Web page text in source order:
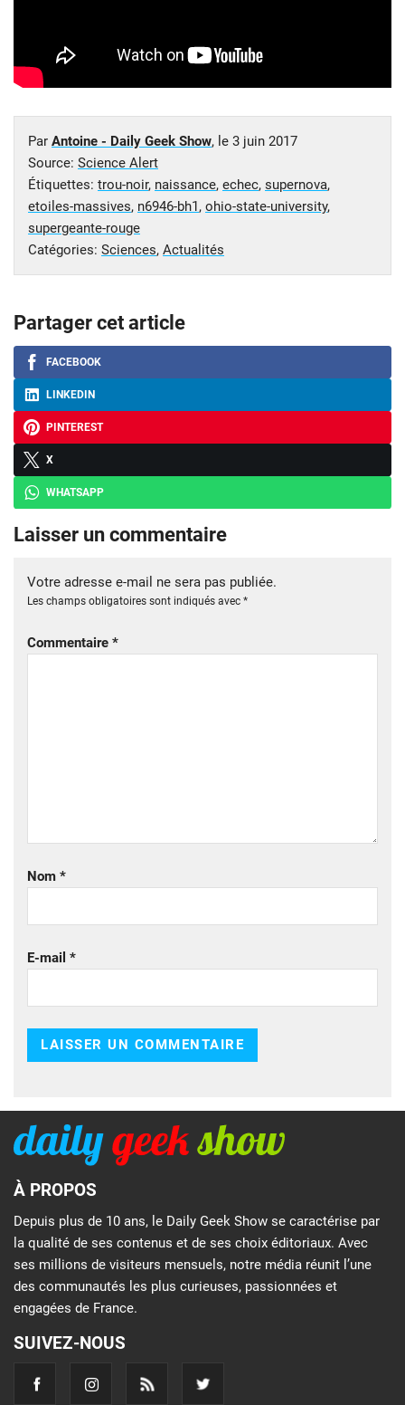
Par Antoine - Daily Geek Show, le 3 juin 2017
Source: Science Alert
Étiquettes: trou-noir, naissance, echec, supernova,
etoiles-massives, n6946-bh1, ohio-state-university,
supergeante-rouge
Catégories: Sciences, Actualités
Partager cet article
FACEBOOK
LINKEDIN
PINTEREST
X
WHATSAPP
Laisser un commentaire
Votre adresse e-mail ne sera pas publiée.
Les champs obligatoires sont indiqués avec *
Commentaire *
Nom *
E-mail *
À PROPOS
Depuis plus de 10 ans, le Daily Geek Show se caractérise par
la qualité de ses contenus et de ses choix éditoriaux. Avec
ses millions de visiteurs mensuels, notre média réunit l’une
des communautés les plus curieuses, passionnées et
engagées de France.
SUIVEZ-NOUS